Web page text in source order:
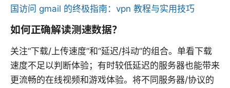
国访问 gmail 的终极指南：vpn 教程与实用技巧
如何正确解读测速数据？
关注“下载/上传速度”和“延迟/抖动”的组合。单看下载
速度不足以判断体验；有时较低延迟的服务器也能带来
更流畅的在线视频和游戏体验。将不同服务器/协议的